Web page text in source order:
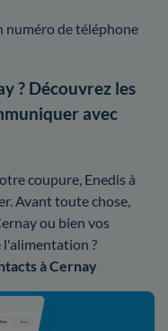
numéro de téléphone
? Découvrez les
avec
coupure, Enedis à
Avant toute chose,
ou bien vos
?
à Cernay